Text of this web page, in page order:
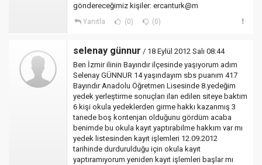
göndereceğimiz kişiler: ercanturk@m
Yanıtla (0) (0)
selenay günnur / 18 Eylül 2012 Salı 08:44
Ben İzmir ilinin Bayındır ilçesinde yaşıyorum adım
Selenay GÜNNUR 14 yaşındayım sbs puanım 417
Bayındır Anadolu Öğretmen Lisesinde 8.yedeğim
yedek yerleştirme sonuçları ilan edilen siteye baktım
6 kişi okula yedeklerden girme hakkı kazanmış 3
tanede boş kontenjan olduğunu gördüm acaba
benimde bu okula kayıt yaptırabilme hakkım var mı
yedek listesinden kayıt işlemleri 12.09.2012
tarihinde durdurulduğu için okula kayıt
yaptıramıyorum yeniden kayıt işlemleri başlar mı